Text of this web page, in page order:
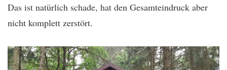
Das ist natürlich schade, hat den Gesamteindruck aber
nicht komplett zerstört.